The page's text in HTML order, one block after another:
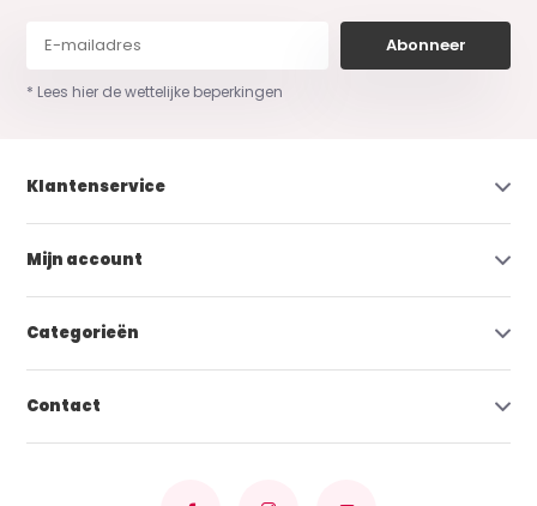
Abonneer
* Lees hier de wettelijke beperkingen
Klantenservice
Mijn account
Categorieën
Contact